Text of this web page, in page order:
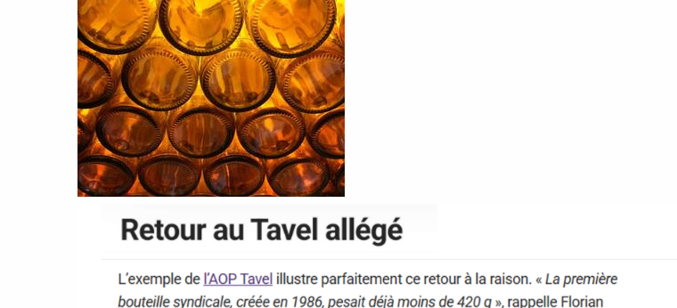
Cinquième édition
Quatrième édition
Troisième édition
Seconde édition
Première édition